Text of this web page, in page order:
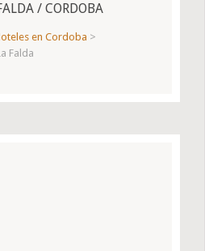
/ CORDOBA
en Cordoba >
Falda